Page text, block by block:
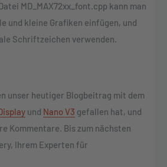
MD_MAX72xx_font.cpp kann man
und kleine Grafiken einfügen, und
Schriftzeichen verwenden.
unser heutiger Blogbeitrag mit dem
und Nano V3 gefallen hat, und
Kommentare. Bis zum nächsten
Ihrem Experten für